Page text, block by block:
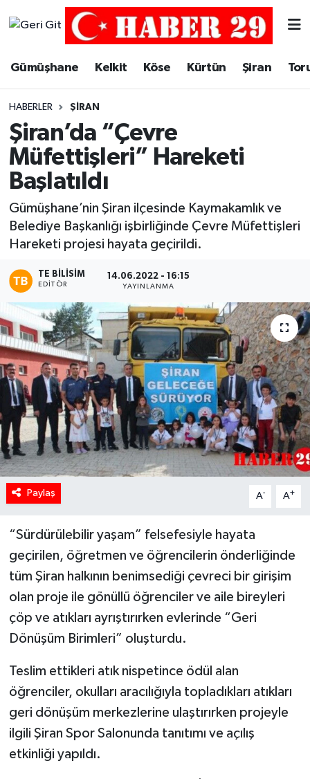
Gümüşhane Kelkit Köse Kürtün Şiran
HABERLER ŞIRAN
Şiran’da “Çevre
Müfettişleri” Hareketi
Başlatıldı
Gümüşhane’nin Şiran ilçesinde Kaymakamlık ve
Belediye Başkanlığı işbirliğinde Çevre Müfettişleri
Hareketi projesi hayata geçirildi.
TE BILISIM
EDITÖR
14.06.2022 - 16:15
YAYINLANMA
Paylaş A- A+
“Sürdürülebilir yaşam” felsefesiyle hayata
geçirilen, öğretmen ve öğrencilerin önderliğinde
tüm Şiran halkının benimsediği çevreci bir girişim
olan proje ile gönüllü öğrenciler ve aile bireyleri
çöp ve atıkları ayrıştırırken evlerinde “Geri
Dönüşüm Birimleri” oluşturdu.
Teslim ettikleri atık nispetince ödül alan
öğrenciler, okulları aracılığıyla topladıkları atıkları
geri dönüşüm merkezlerine ulaştırırken projeyle
ilgili Şiran Spor Salonunda tanıtımı ve açılış
etkinliği yapıldı.
Merkez Trafik Yoğunluk Haritası
Süper Lig Puan Durumu ve Fikstür
Tüm Manşetler
Son Dakika Haberleri
Haber Arşivi